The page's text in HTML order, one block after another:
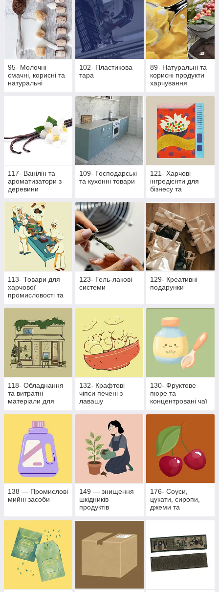
95- Молочні
смачні, корисні та
натуральні
102- Пластикова
тара
89- Натуральні та
корисні продукти
харчування
117- Ванілін та
ароматизатори з
деревини
109- Господарські
та кухонні товари
121- Харчові
інгредієнти для
бізнесу та
113- Товари для
харчової
промисловості та
бізнесу
123- Гель-лакові
системи
129- Креативні
подарунки
118- Обладнання
та витратні
матеріали для
промисловості
132- Крафтові
чіпси печені з
лавашу
130- Фруктове
пюре та
концентровані чаї
138 — Промислові
мийні засоби
149 — знищення
шкідників
продуктів
походження
176- Соуси,
цукати, сиропи,
джеми та